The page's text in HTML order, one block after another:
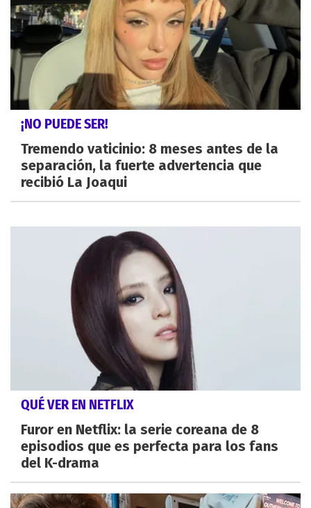
¡NO PUEDE SER!
Tremendo vaticinio: 8 meses antes de la
separación, la fuerte advertencia que
recibió La Joaqui
QUÉ VER EN NETFLIX
Furor en Netflix: la serie coreana de 8
episodios que es perfecta para los fans
del K-drama